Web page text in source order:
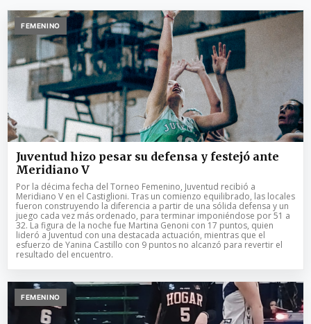
FEMENINO
Juventud hizo pesar su defensa y festejó ante
Meridiano V
Por la décima fecha del Torneo Femenino, Juventud recibió a
Meridiano V en el Castiglioni. Tras un comienzo equilibrado, las locales
fueron construyendo la diferencia a partir de una sólida defensa y un
juego cada vez más ordenado, para terminar imponiéndose por 51 a
32. La figura de la noche fue Martina Genoni con 17 puntos, quien
lideró a Juventud con una destacada actuación, mientras que el
esfuerzo de Yanina Castillo con 9 puntos no alcanzó para revertir el
resultado del encuentro.
FEMENINO